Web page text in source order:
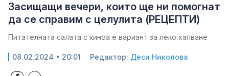
Засищащи вечери, които ще ни помогнат
да се справим с целулита (РЕЦЕПТИ)
Питателната салата с киноа е вариант за леко хапване
08.02.2024 • 20:01 Редактор: Деси Николова